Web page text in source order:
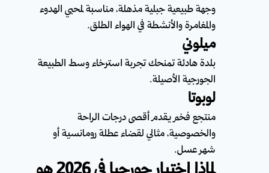
وجهة طبيعية جبلية مذهلة، مناسبة لمحبي الهدوء
والمغامرة والأنشطة في الهواء الطلق.
ميلوني
بلدة هادئة تمنحك تجربة استرخاء وسط الطبيعة
الجورجية الأصيلة.
لوبوتا
منتجع فخم يقدم أقصى درجات الراحة
والخصوصية، مثالي لقضاء عطلة رومانسية أو
شهر عسل.